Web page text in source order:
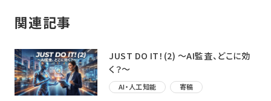
関連記事
JUST DO IT！(2) ～AI監査、どこに効
く？〜
AI・人工知能 寄稿